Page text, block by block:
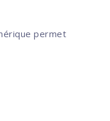
permet